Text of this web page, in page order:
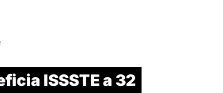
ISSSTE a 32